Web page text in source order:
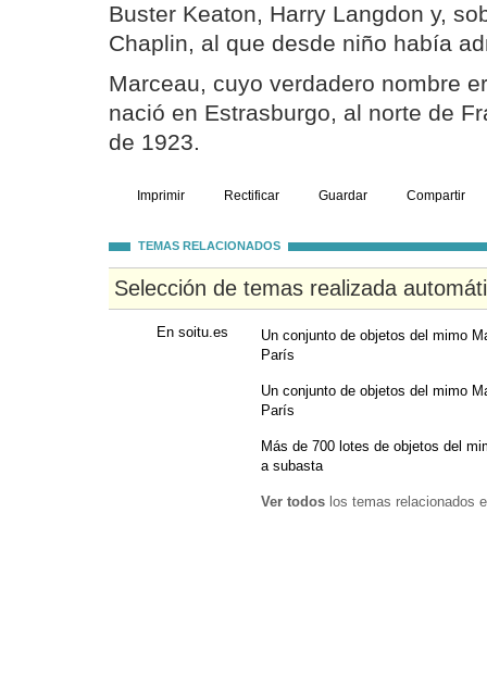
Buster Keaton, Harry Langdon y,
Chaplin, al que desde niño había
Marceau, cuyo verdadero nombre
nació en Estrasburgo, al norte de
de 1923.
Imprimir Rectificar Guardar Compartir
TEMAS RELACIONADOS
Selección de temas realizada
En soitu.es
Un conjunto de objetos del mimo
París
Un conjunto de objetos del mimo
París
Más de 700 lotes de objetos del
a subasta
Ver todos los temas relacionados